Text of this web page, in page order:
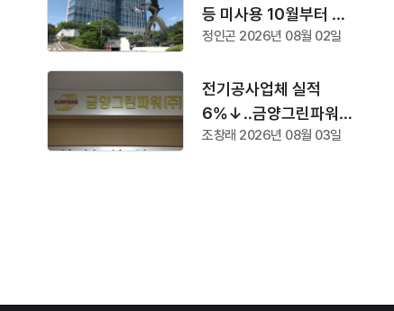
등 미사용 10월부터 단
속
정인곤 2026년 08월 02일
전기공사업체 실적
6%↓‥금양그린파워
'수주 1위'
조창래 2026년 08월 03일